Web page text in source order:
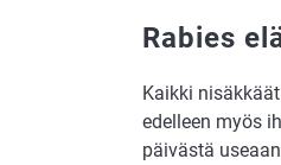
Rabies
Kaikki
edelleen myös
päivästä